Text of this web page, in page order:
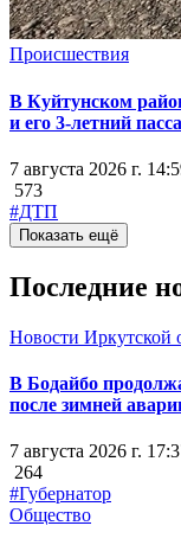
Происшествия
В Куйтунском
и его 3-летний
7 августа 2026 г.
573
#ДТП
Показать ещё
Последние
Новости Иркутской
В Бодайбо
после зимней
7 августа 2026 г.
264
#Губернатор
Общество